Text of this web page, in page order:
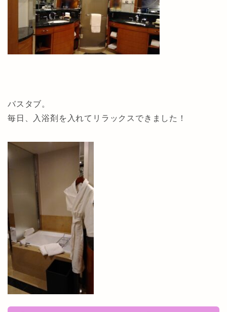
バスタブ。
毎日、入浴剤を入れてリラックスできました！